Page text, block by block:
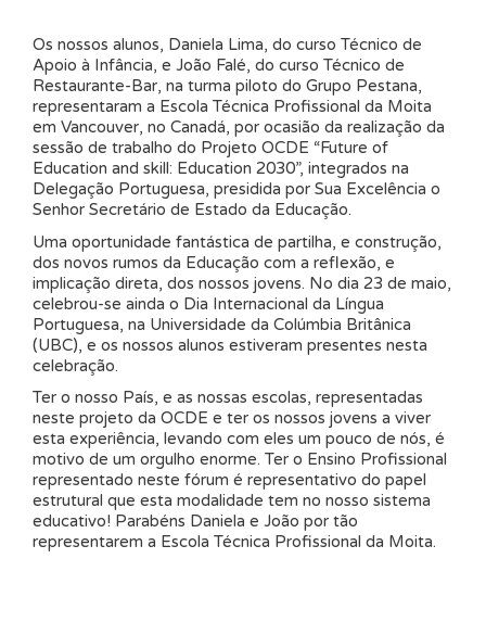
Os nossos alunos, Daniela Lima, do curso Técnico de
Apoio à Infância, e João Falé, do curso Técnico de
Restaurante-Bar, na turma piloto do Grupo Pestana,
representaram a Escola Técnica Profissional da Moita
em Vancouver, no Canadá, por ocasião da realização da
sessão de trabalho do Projeto OCDE “Future of
Education and skill: Education 2030”, integrados na
Delegação Portuguesa, presidida por Sua Excelência o
Senhor Secretário de Estado da Educação.
Uma oportunidade fantástica de partilha, e construção,
dos novos rumos da Educação com a reflexão, e
implicação direta, dos nossos jovens. No dia 23 de maio,
celebrou-se ainda o Dia Internacional da Língua
Portuguesa, na Universidade da Colúmbia Britânica
(UBC), e os nossos alunos estiveram presentes nesta
celebração.
Ter o nosso País, e as nossas escolas, representadas
neste projeto da OCDE e ter os nossos jovens a viver
esta experiência, levando com eles um pouco de nós, é
motivo de um orgulho enorme. Ter o Ensino Profissional
representado neste fórum é representativo do papel
estrutural que esta modalidade tem no nosso sistema
educativo! Parabéns Daniela e João por tão
representarem a Escola Técnica Profissional da Moita.